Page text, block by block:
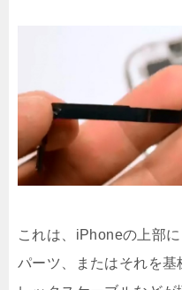
これは、iPhoneの上部
パーツ、またはそれを